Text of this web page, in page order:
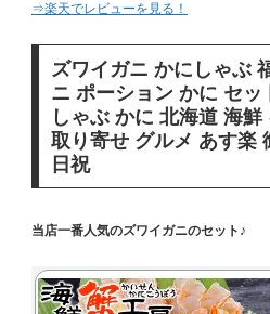
⇒楽天でレビューを見る！
ズワイガニ かにしゃぶ
ニ ポーション かに セッ
しゃぶ かに 北海道 海
取り寄せ グルメ あす楽
日祝
当店一番人気のズワイガニのセット♪